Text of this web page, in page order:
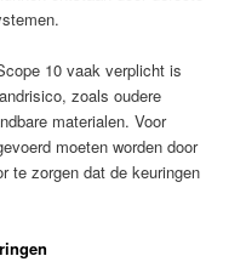
10 vaak verplicht is
zoals oudere
materialen. Voor
moeten worden door
te zorgen dat de keuringen